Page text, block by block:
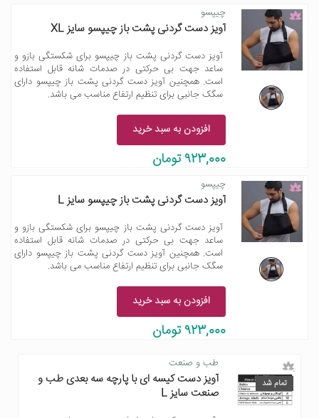
چیپسو
آویز دست گردنی پشت باز چیپسو سایز XL
آویز دست گردنی پشت باز چیپسو برای شکستگی بازو و
ساعد جهت بی حرکتی در صدمات شانه قابل استفاده
است. همچنین آویز دست گردنی پشت باز چیپسو دارای
سگک جانبی برای تنظیم ارتفاع مناسب می باشد.
افزودن به سبد خرید
923,000 تومان
چیپسو
آویز دست گردنی پشت باز چیپسو سایز L
آویز دست گردنی پشت باز چیپسو برای شکستگی بازو و
ساعد جهت بی حرکتی در صدمات شانه قابل استفاده
است. همچنین آویز دست گردنی پشت باز چیپسو دارای
سگک جانبی برای تنظیم ارتفاع مناسب می باشد.
افزودن به سبد خرید
923,000 تومان
تمام شد
طب و صنعت
آویز دست کیسه ای با پارچه سه بعدی طب و
صنعت سایز L